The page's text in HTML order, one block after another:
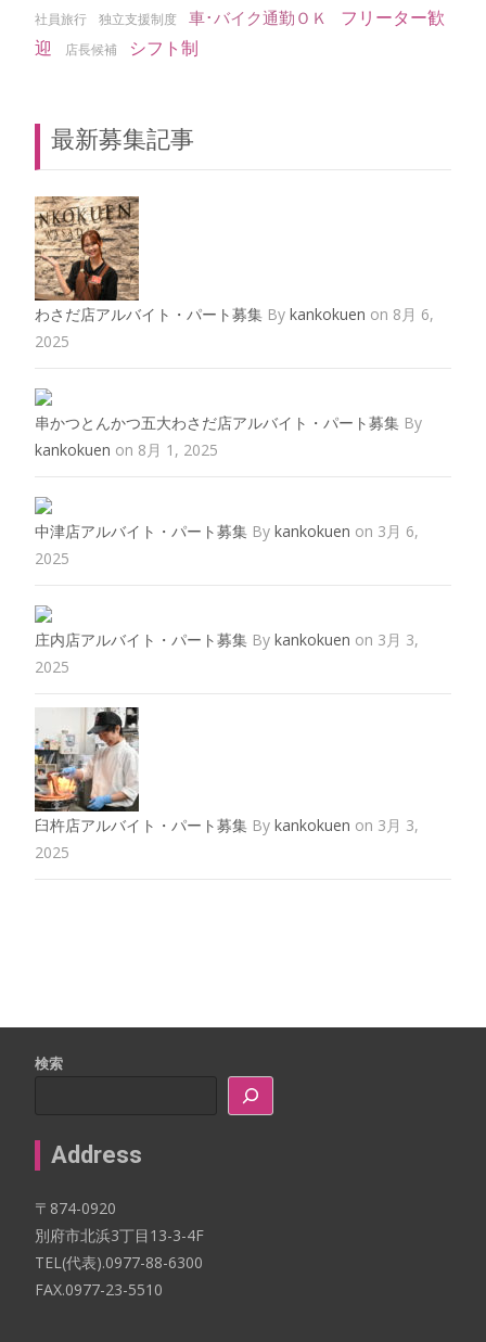
社員旅行 独立支援制度 車･バイク通勤ＯＫ
フリーター歓
迎
店長候補 シフト制
最新募集記事
わさだ店アルバイト・パート募集 By kankokuen on 8月 6,
2025
串かつとんかつ五大わさだ店アルバイト・パート募集 By
kankokuen on 8月 1, 2025
中津店アルバイト・パート募集 By kankokuen on 3月 6,
2025
庄内店アルバイト・パート募集 By kankokuen on 3月 3,
2025
臼杵店アルバイト・パート募集 By kankokuen on 3月 3,
2025
検索
Address
〒874-0920
別府市北浜3丁目13-3-4F
TEL(代表).0977-88-6300
FAX.0977-23-5510